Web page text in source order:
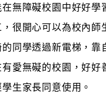
無障礙校園中好好
很開心可以為校內師
同學透過新電梯，
愛無礙的校園，好
生家長同意使用。